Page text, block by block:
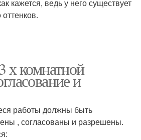
кажется, ведь у него существует
х комнатной
и
работы должны быть
, согласованы и разрешены.